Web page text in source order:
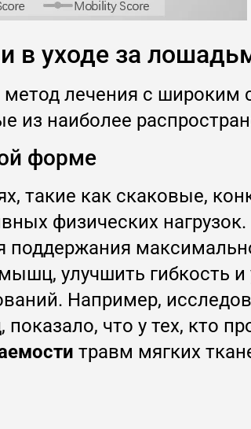
в уходе за
метод лечения с
из наиболее
форме
такие как скаковые,
физических нагрузок.
улучшить гибкость и
Например,
что у тех, кто
травм мягких